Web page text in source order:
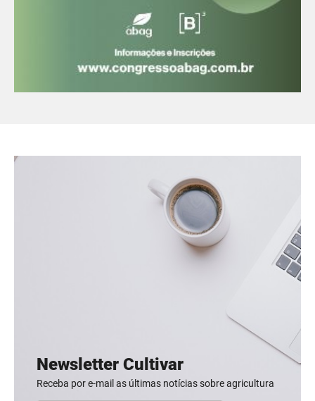
Newsletter Cultivar
Receba por e-mail as últimas notícias sobre agricultura